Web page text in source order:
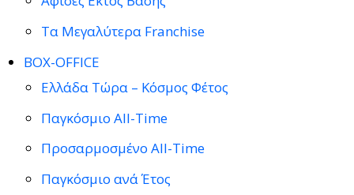
Τα Μεγαλύτερα Franchise
BOX-OFFICE
Ελλάδα Τώρα – Κόσμος Φέτος
Παγκόσμιο All-Time
Προσαρμοσμένο All-Time
Παγκόσμιο ανά Έτος